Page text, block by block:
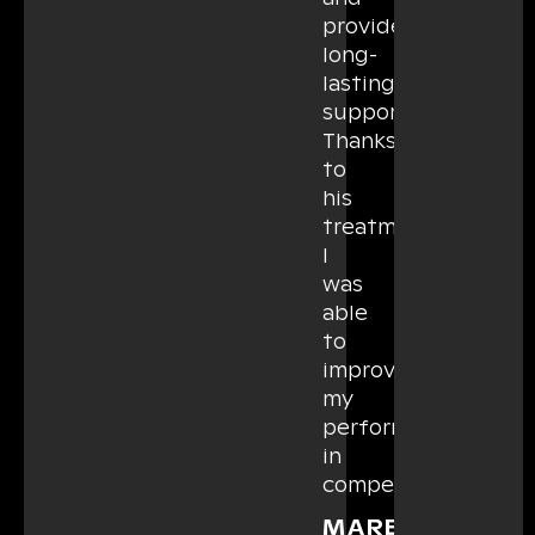
provided
long-
lasting
support.
Thanks
to
his
treatment,
I
was
able
to
improve
my
performance
in
competitions
MAREK